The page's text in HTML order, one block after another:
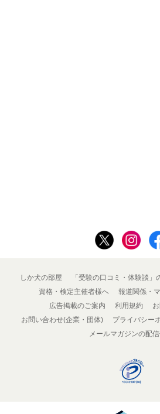
しか犬の部屋 「受験の口コミ・体験談」
資格・検定主催者様へ
報道関係・
広告掲載のご案内
利用規約
お問い合わせ(企業・団体)
プライバシー
メールマガジンの配